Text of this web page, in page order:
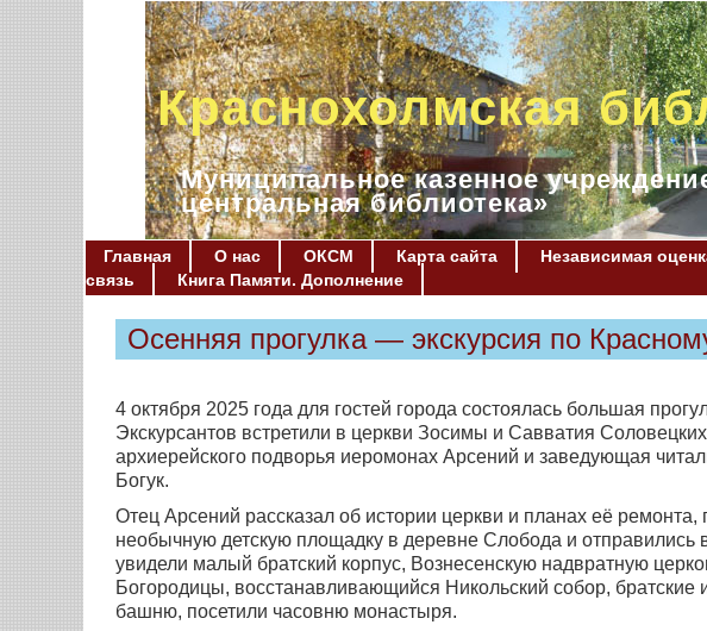
Краснохолмская
Муниципальное казенное
центральная библиотека»
Главная О нас ОКСМ Карта сайта Независимая
связь
Книга Памяти. Дополнение
Осенняя прогулка — экскурсия по
4 октября 2025 года для гостей города состоялась большая
Экскурсантов встретили в церкви Зосимы и Савватия
архиерейского подворья иеромонах Арсений и заведующая
Богук.
Отец Арсений рассказал об истории церкви и планах её ремонта,
необычную детскую площадку в деревне Слобода и отправились
увидели малый братский корпус, Вознесенскую надвратную
Богородицы, восстанавливающийся Никольский собор, братские
башню, посетили часовню монастыря.